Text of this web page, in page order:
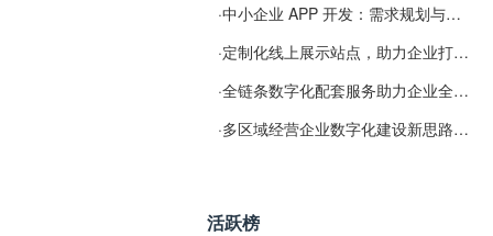
·中小企业 APP 开发：需求规划与项目落地避坑经验分享
·定制化线上展示站点，助力企业打通线上经营渠道
·全链条数字化配套服务助力企业全域线上经营
·多区域经营企业数字化建设新思路：多端载体与地域检索一体化落地思路分享
活跃榜